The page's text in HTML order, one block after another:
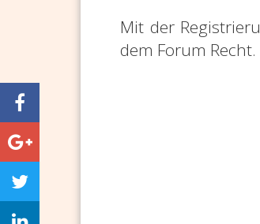
Mit der
dem Forum Recht.